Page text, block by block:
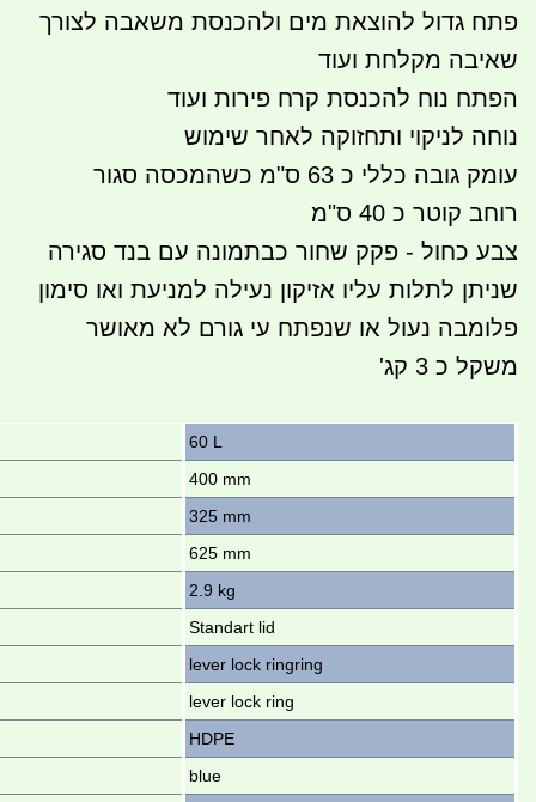
פתח גדול להוצאת מים ולהכנסת משאבה לצורך
שאיבה מקלחת ועוד
הפתח נוח להכנסת קרח פירות ועוד
נוחה לניקוי ותחזוקה לאחר שימוש
עומק גובה כללי כ 63 ס"מ כשהמכסה סגור
רוחב קוטר כ 40 ס"מ
צבע כחול - פקק שחור כבתמונה עם בנד סגירה
שניתן לתלות עליו אזיקון נעילה למניעת ואו סימון
פלומבה נעול או שנפתח עי גורם לא מאושר
משקל כ 3 קג'
60 L
400 mm
325 mm
625 mm
2.9 kg
Standart lid
lever lock ringring
lever lock ring
HDPE
blue